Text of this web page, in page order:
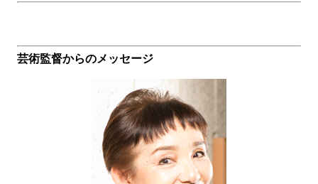
芸術監督からのメッセージ